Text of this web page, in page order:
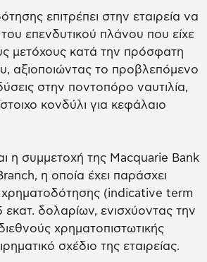
επιτρέπει στην εταιρεία να
επενδυτικού πλάνου που είχε
μετόχους κατά την πρόσφατη
αξιοποιώντας το προβλεπόμενο
στην ποντοπόρο ναυτιλία,
κονδύλι για κεφάλαιο
η συμμετοχή της Macquarie Bank
η οποία έχει παράσχει
χρηματοδότησης (indicative term
δολαρίων, ενισχύοντας την
χρηματοπιστωτικής
σχέδιο της εταιρείας.